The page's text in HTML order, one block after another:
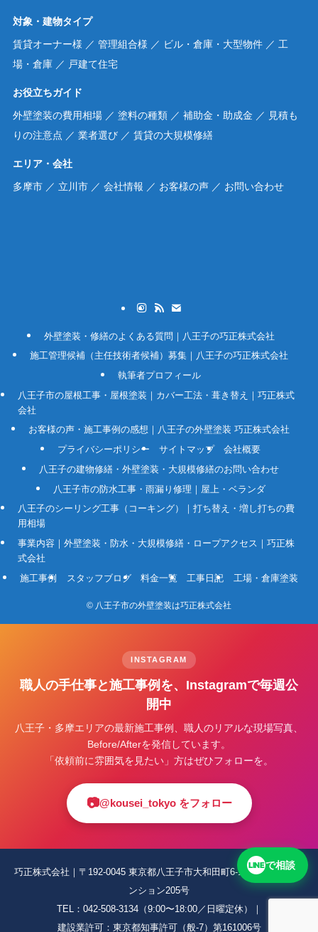
対象・建物タイプ
賃貸オーナー様 ／ 管理組合様 ／ ビル・倉庫・大型物件／ 工
場・倉庫／ 戸建て住宅
お役立ちガイド
外壁塗装の費用相場／ 塗料の種類／ 補助金・助成金 ／ 見積も
りの注意点 ／ 業者選び／ 賃貸の大規模修繕
エリア・会社
多摩市／ 立川市／ 会社情報 ／ お客様の声／ お問い合わせ
外壁塗装・修繕のよくある質問｜八王子の巧正株式会社
施工管理候補（主任技術者候補）募集｜八王子の巧正株式会社
執筆者プロフィール
八王子市の屋根工事・屋根塗装｜カバー工法・葺き替え｜巧正株式
会社
お客様の声・施工事例の感想｜八王子の外壁塗装 巧正株式会社
プライバシーポリシー
サイトマップ
会社概要
八王子の建物修繕・外壁塗装・大規模修繕のお問い合わせ
八王子市の防水工事・雨漏り修理｜屋上・ベランダ
八王子のシーリング工事（コーキング）｜打ち替え・増し打ちの費
用相場
事業内容｜外壁塗装・防水・大規模修繕・ロープアクセス｜巧正株
式会社
施工事例
スタッフブログ 料金一覧 工事日記 工場・倉庫塗装
© 八王子市の外壁塗装は巧正株式会社
INSTAGRAM
職人の手仕事と施工事例を、Instagramで毎週公
開中
八王子・多摩エリアの最新施工事例、職人のリアルな現場写真、
Before/Afterを発信しています。
「依頼前に雰囲気を見たい」方はぜひフォローを。
📷@kousei_tokyo をフォロー
巧正株式会社｜〒192-0045 東京都八王子市大和田町6-19-8 ウィングマ
ンション205号
TEL： 042-508-3134（9:00〜18:00／日曜定休）｜
建設業許可：東京都知事許可（般-7）第161006号
LINEで相談